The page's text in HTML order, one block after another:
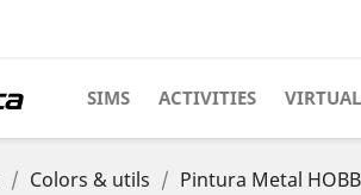
SIMS ACTIVITIES VIRTUAL
Colors & utils Pintura Metal